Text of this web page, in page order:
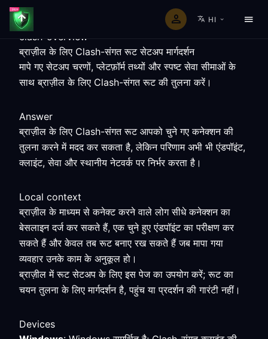
HI
clash-overview
ब्राज़ील के लिए Clash-संगत रूट सेटअप मार्गदर्शन
मापे गए सेटअप चरणों, प्लेटफ़ॉर्म तथ्यों और स्पष्ट सेवा सीमाओं के
साथ ब्राज़ील के लिए Clash-संगत रूट की तुलना करें।
Answer
ब्राज़ील के लिए Clash-संगत रूट आपको चुने गए कनेक्शन की
तुलना करने में मदद कर सकता है, लेकिन परिणाम अभी भी एंडपॉइंट,
क्लाइंट, सेवा और स्थानीय नेटवर्क पर निर्भर करता है।
Local context
ब्राज़ील के माध्यम से कनेक्ट करने वाले लोग सीधे कनेक्शन का
बेसलाइन दर्ज कर सकते हैं, एक चुने हुए एंडपॉइंट का परीक्षण कर
सकते हैं और केवल तब रूट बनाए रख सकते हैं जब मापा गया
व्यवहार उनके काम के अनुकूल हो।
ब्राज़ील में रूट सेटअप के लिए इस पेज का उपयोग करें; रूट का
चयन तुलना के लिए मार्गदर्शन है, पहुंच या प्रदर्शन की गारंटी नहीं।
Devices